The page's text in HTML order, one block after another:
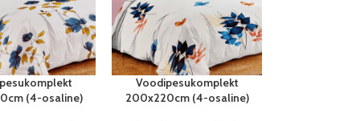
(4-osaline)
Voodipesukomplekt
200x220cm (4-osaline)